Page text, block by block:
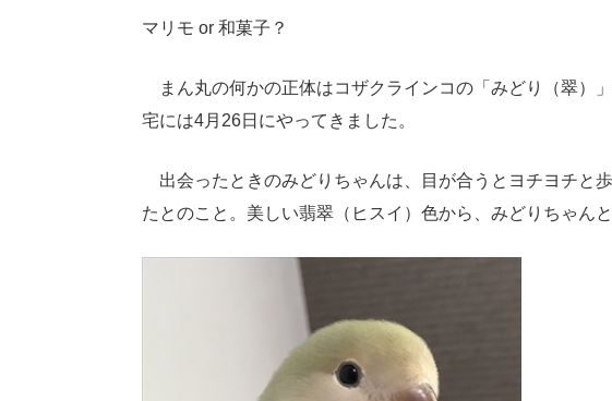
マリモ or 和菓子？
まん丸の何かの正体はコザクラインコの「みどり（翠）
宅には4月26日にやってきました。
出会ったときのみどりちゃんは、目が合うとヨチヨチと
たとのこと。美しい翡翠（ヒスイ）色から、みどりちゃん